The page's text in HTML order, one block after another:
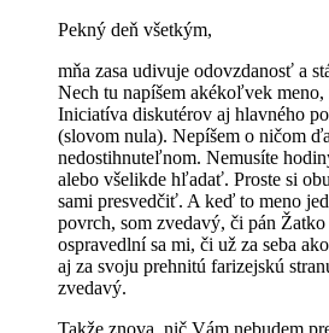
Pekný deň všetkým,
mňa zasa udivuje odovzdanosť a
Nech tu napíšem akékoľvek
Iniciatíva diskutérov aj hlavného
(slovom nula). Nepíšem o ničom
nedostihnuteľnom. Nemusíte
alebo všelikde hľadať. Proste si
sami presvedčiť. A keď to meno
povrch, som zvedavý, či pán
ospravedlní sa mi, či už za seba
aj za svoju prehnitú farizejskú
zvedavý.
Takže znova, nič Vám nebudem